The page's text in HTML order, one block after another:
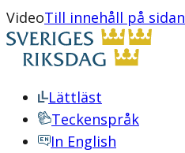
VideoTill innehåll på sidan
Lättläst
Teckenspråk
In English